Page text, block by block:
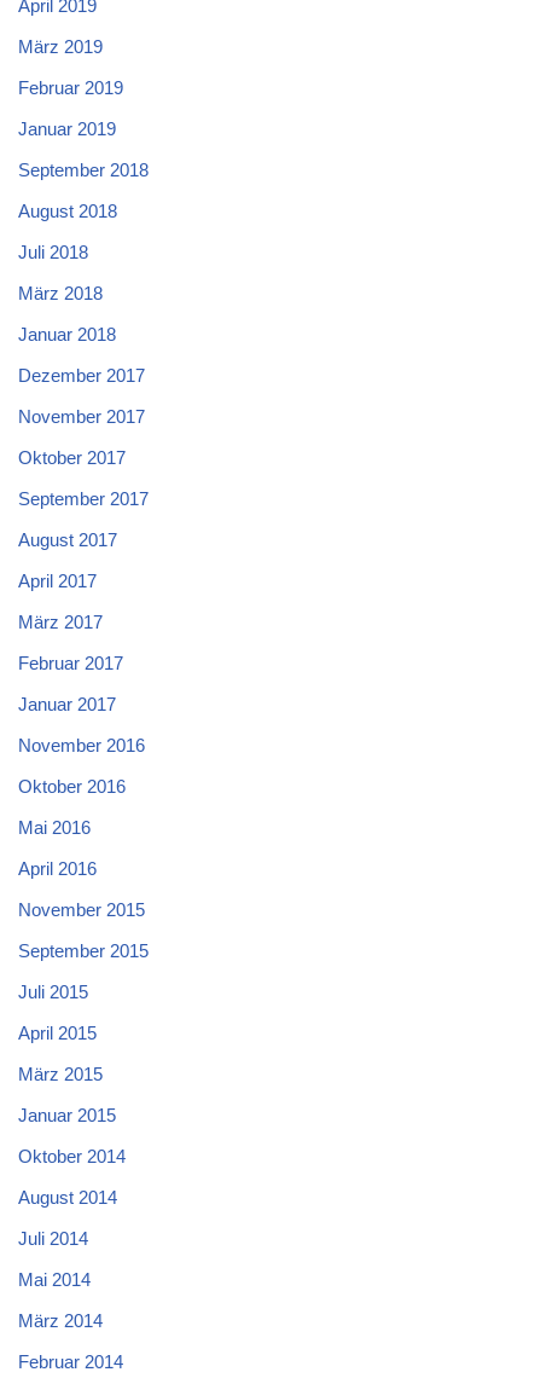
April 2019
März 2019
Februar 2019
Januar 2019
September 2018
August 2018
Juli 2018
März 2018
Januar 2018
Dezember 2017
November 2017
Oktober 2017
September 2017
August 2017
April 2017
März 2017
Februar 2017
Januar 2017
November 2016
Oktober 2016
Mai 2016
April 2016
November 2015
September 2015
Juli 2015
April 2015
März 2015
Januar 2015
Oktober 2014
August 2014
Juli 2014
Mai 2014
März 2014
Februar 2014